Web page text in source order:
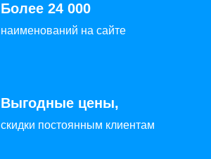
Более 24 000
наименований на сайте
Выгодные цены,
скидки постоянным клиентам